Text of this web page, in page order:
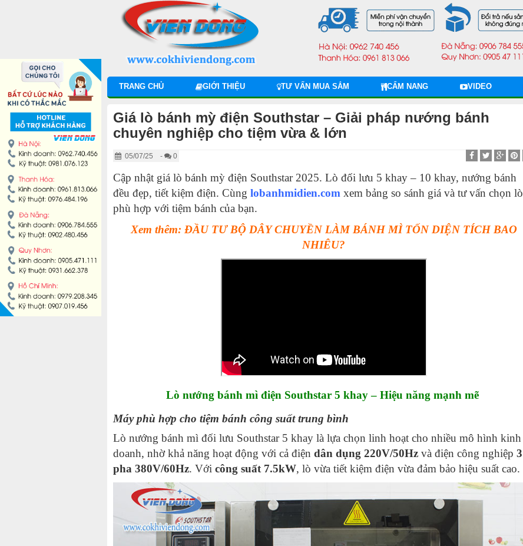
TRANG CHỦ GIỚI THIỆU TƯ VẤN MUA SẮM CẨM NANG VIDEO
Giá lò bánh mỳ điện Southstar – Giải pháp nướng bánh
chuyên nghiệp cho tiệm vừa & lớn
05/07/25 - 0
Cập nhật giá lò bánh mỳ điện Southstar 2025. Lò đối lưu 5 khay – 10 khay, nướng bánh
đều đẹp, tiết kiệm điện. Cùng lobanhmidien.com xem bảng so sánh giá và tư vấn chọn lò
phù hợp với tiệm bánh của bạn.
Xem thêm: ĐẦU TƯ BỘ DÂY CHUYỀN LÀM BÁNH MÌ TỐN DIỆN TÍCH BAO
NHIÊU?
Lò nướng bánh mì điện Southstar 5 khay – Hiệu năng mạnh mẽ
Máy phù hợp cho tiệm bánh công suất trung bình
Lò nướng bánh mì đối lưu Southstar 5 khay là lựa chọn linh hoạt cho nhiều mô hình kinh
doanh, nhờ khả năng hoạt động với cả điện dân dụng 220V/50Hz và điện công nghiệp 3
pha 380V/60Hz. Với công suất 7.5kW, lò vừa tiết kiệm điện vừa đảm bảo hiệu suất cao.
MÁY CHIA BỘT
MÁY SE BỘT
MÁY CÁN BỘT
TỦ Ủ BỘT
LÒ NƯỚNG BÁNH MÌ ĐỐI LƯU
LÒ NƯỚNG XOAY
LÒ NƯỚNG BÁNH NGỌT
MÁY LÀM XÍU MẠI
DÂY CHUYỀN LÀM BÁNH TRUNG THU